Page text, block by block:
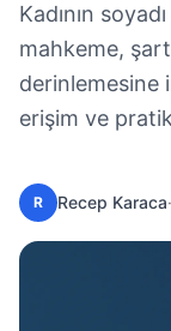
Kadının
mahkeme,
derinlemesine
erişim ve
R Recep Karaca·